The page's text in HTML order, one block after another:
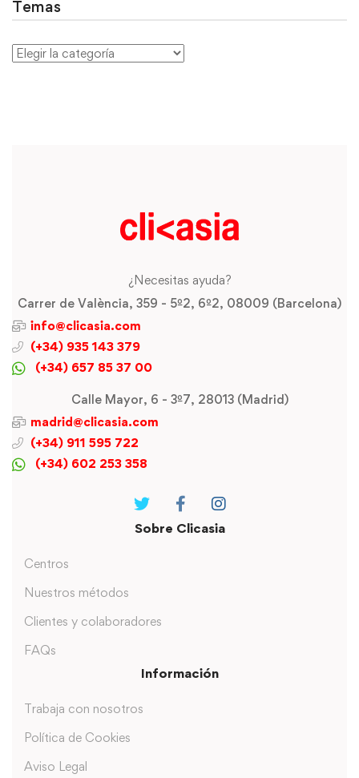
Temas
¿Necesitas ayuda?
Carrer de València, 359 - 5º2, 6º2, 08009 (Barcelona)
info@clicasia.com
(+34) 935 143 379
(+34) 657 85 37 00
Calle Mayor, 6 - 3º7, 28013 (Madrid)
madrid@clicasia.com
(+34) 911 595 722
(+34) 602 253 358
Sobre Clicasia
Centros
Nuestros métodos
Clientes y colaboradores
FAQs
Información
Trabaja con nosotros
Política de Cookies
Aviso Legal